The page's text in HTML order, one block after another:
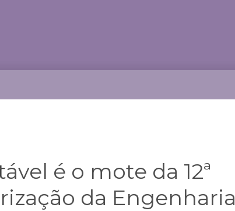
é o mote da 12ª
da Engenharia